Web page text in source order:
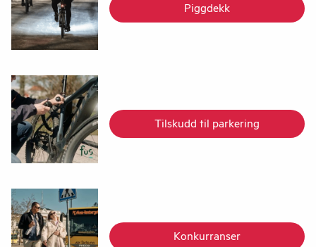
Piggdekk
Tilskudd til parkering
Konkurranser